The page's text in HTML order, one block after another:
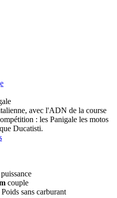
avec l'ADN de la course
: les Panigale les motos
Ducatisti.
puissance
couple
Poids sans carburant